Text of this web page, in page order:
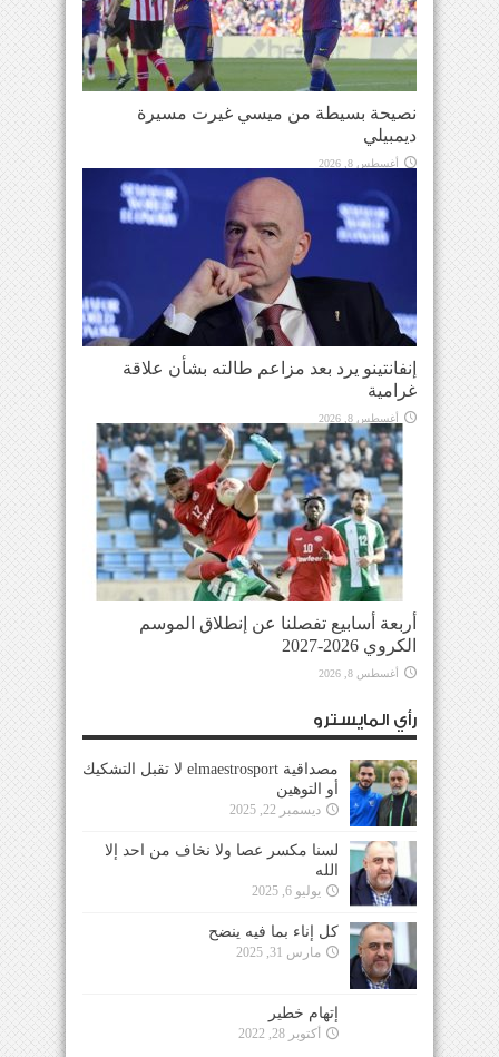
نصيحة بسيطة من ميسي غيرت مسيرة
ديمبيلي
أغسطس 8, 2026
إنفانتينو يرد بعد مزاعم طالته بشأن علاقة
غرامية
أغسطس 8, 2026
أربعة أسابيع تفصلنا عن إنطلاق الموسم
الكروي 2026-2027
أغسطس 8, 2026
رأي المايسترو
مصداقية elmaestrosport لا تقبل التشكيك
أو التوهين
ديسمبر 22, 2025
لسنا مكسر عصا ولا نخاف من احد إلا
الله
يوليو 6, 2025
كل إناء بما فيه ينضح
مارس 31, 2025
إتهام خطير
أكتوبر 28, 2022